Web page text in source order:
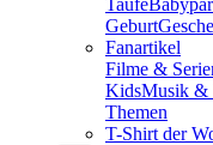
Taufe
Geburt
Fanartikel
Filme &
KidsMusik &
Themen
T-Shirt der